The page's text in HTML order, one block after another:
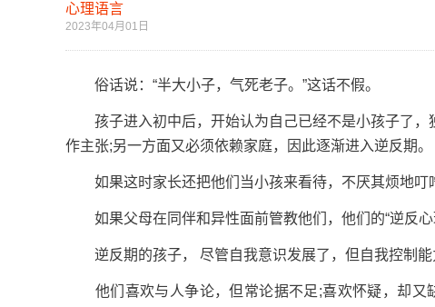
心理语言
2023年04月01日
俗话说：“半大小子，气死老子。”这话不假。
孩子进入初中后，开始认为自己已经不是小孩子了，
作主张;另一方面又必须依赖家庭，因此逐渐进入逆反期。
如果这时家长还把他们当小孩来看待，不厌其烦地叮
如果父母在同伴和异性面前管教他们，他们的“逆反心
逆反期的孩子， 尽管自我意识发展了，但自我控制能
他们喜欢与人争论，但常论据不足;喜欢怀疑，却又